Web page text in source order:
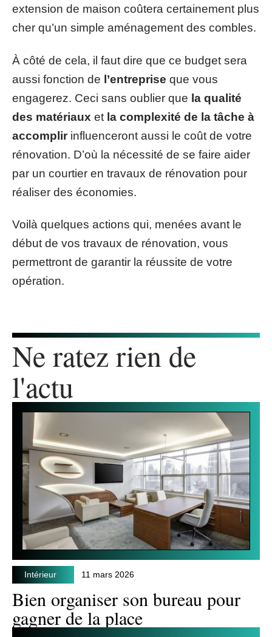
extension de maison coûtera certainement plus
cher qu’un simple aménagement des combles.
À côté de cela, il faut dire que ce budget sera
aussi fonction de l’entreprise que vous
engagerez. Ceci sans oublier que la qualité
des matériaux et la complexité de la tâche à
accomplirinfluenceront aussi le coût de votre
rénovation. D’où la nécessité de se faire aider
par un courtier en travaux de rénovation pour
réaliser des économies.
Voilà quelques actions qui, menées avant le
début de vos travaux de rénovation, vous
permettront de garantir la réussite de votre
opération.
Ne ratez rien de
l'actu
Intérieur 11 mars 2026
Bien organiser son bureau pour
gagner de la place